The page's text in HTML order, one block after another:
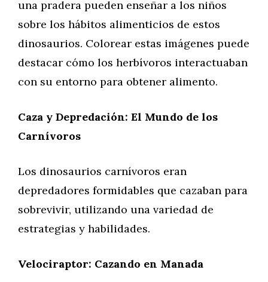
una pradera pueden enseñar a los niños
sobre los hábitos alimenticios de estos
dinosaurios. Colorear estas imágenes puede
destacar cómo los herbívoros interactuaban
con su entorno para obtener alimento.
Caza y Depredación: El Mundo de los
Carnívoros
Los dinosaurios carnívoros eran
depredadores formidables que cazaban para
sobrevivir, utilizando una variedad de
estrategias y habilidades.
Velociraptor: Cazando en Manada